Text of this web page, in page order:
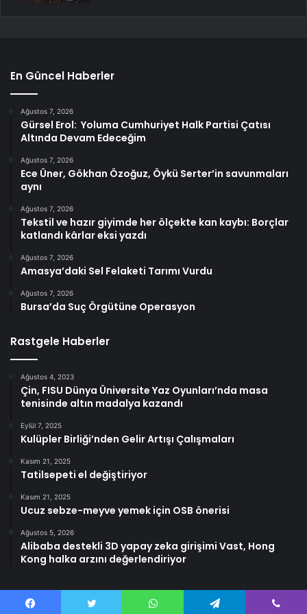
En Güncel Haberler
Ağustos 7, 2026
Gürsel Erol: Yoluma Cumhuriyet Halk Partisi Çatısı
Altında Devam Edeceğim
Ağustos 7, 2026
Ece Üner, Gökhan Özoğuz, Öykü Serter’in savunmaları
aynı
Ağustos 7, 2026
Tekstil ve hazır giyimde her ölçekte kan kaybı: Borçlar
katlandı kârlar eksi yazdı
Ağustos 7, 2026
Amasya’daki Sel Felaketi Tarımı Vurdu
Ağustos 7, 2026
Bursa’da Suç Örgütüne Operasyon
Rastgele Haberler
Ağustos 4, 2023
Çin, FISU Dünya Üniversite Yaz Oyunları’nda masa
tenisinde altın madalya kazandı
Eylül 7, 2025
Kulüpler Birliği’nden Gelir Artışı Çalışmaları
Kasım 21, 2025
Tatilsepeti el değiştiriyor
Kasım 21, 2025
Ucuz sebze-meyve yemek için OSB önerisi
Ağustos 5, 2026
Alibaba destekli 3D yapay zeka girişimi Vast, Hong
Kong halka arzını değerlendiriyor